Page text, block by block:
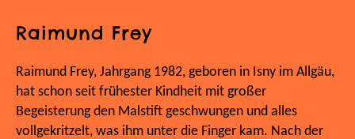
Raimund Frey
Raimund Frey, Jahrgang 1982, geboren in Isny im Allgäu,
hat schon seit frühester Kindheit mit großer
Begeisterung den Malstift geschwungen und alles
vollgekritzelt, was ihm unter die Finger kam. Nach der